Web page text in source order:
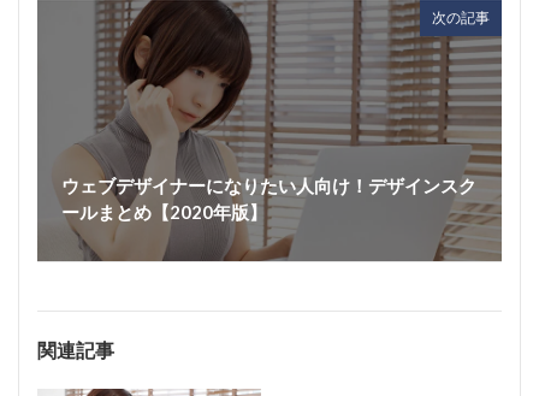
次の記事
ウェブデザイナーになりたい人向け！デザインスク
ールまとめ【2020年版】
関連記事